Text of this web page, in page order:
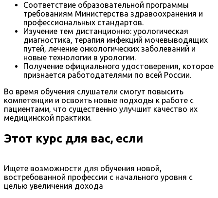
Соответствие образовательной программы
требованиям Министерства здравоохранения и
профессиональных стандартов.
Изучение тем дистанционно: урологическая
диагностика, терапия инфекций мочевыводящих
путей, лечение онкологических заболеваний и
новые технологии в урологии.
Получение официального удостоверения, которое
признается работодателями по всей России.
Во время обучения слушатели смогут повысить
компетенции и освоить новые подходы к работе с
пациентами, что существенно улучшит качество их
медицинской практики.
Этот курс для вас, если
Ищете возможности для обучения новой,
востребованной профессии с начального уровня с
целью увеличения дохода